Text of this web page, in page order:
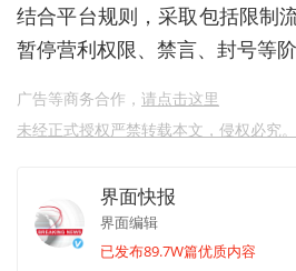
结合平台规则，采取包括限制
暂停营利权限、禁言、封号等阶
广告等商务合作， 请点击这里
未经正式授权严禁转载本文，侵权必究。
界面快报
界面编辑
已发布89.7W篇优质内容